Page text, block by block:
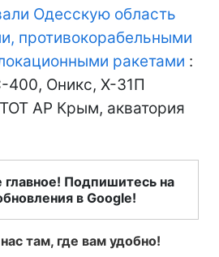
Одесскую область
противокорабельными
ракетами :
Оникс, Х-31П
АР Крым, акватория
главное! Подпишитесь на
в Google!
там, где вам удобно!